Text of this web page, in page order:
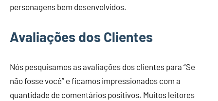
personagens bem desenvolvidos.
Avaliações dos Clientes
Nós pesquisamos as avaliações dos clientes para “Se
não fosse você” e ficamos impressionados com a
quantidade de comentários positivos. Muitos leitores